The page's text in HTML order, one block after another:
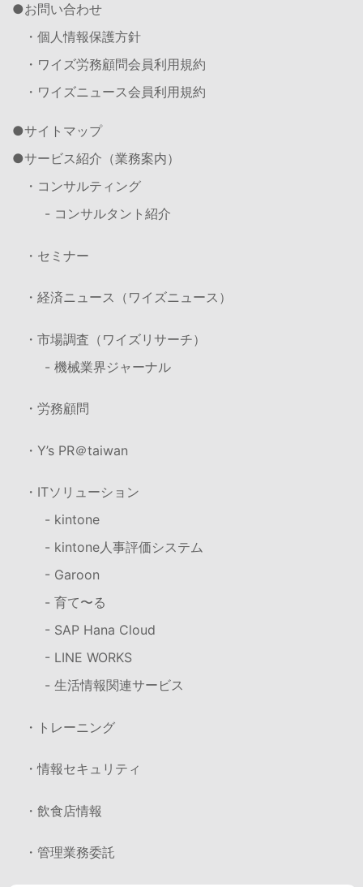
お問い合わせ
・個人情報保護方針
・ワイズ労務顧問会員利用規約
・ワイズニュース会員利用規約
サイトマップ
サービス紹介（業務案内）
・コンサルティング
- コンサルタント紹介
・セミナー
・経済ニュース（ワイズニュース）
・市場調査（ワイズリサーチ）
- 機械業界ジャーナル
・労務顧問
・Y’s PR＠taiwan
・ITソリューション
- kintone
- kintone人事評価システム
- Garoon
- 育て〜る
- SAP Hana Cloud
- LINE WORKS
- 生活情報関連サービス
・トレーニング
・情報セキュリティ
・飲食店情報
・管理業務委託